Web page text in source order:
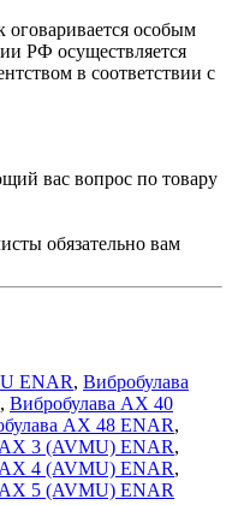
особым
РФ осуществляется
в соответствии с
вас вопрос по товару
обязательно вам
ENAR, Вибробулава
, Вибробулава АХ 40
АХ 48 ENAR,
3 (AVMU) ENAR,
4 (AVMU) ENAR,
5 (AVMU) ENAR